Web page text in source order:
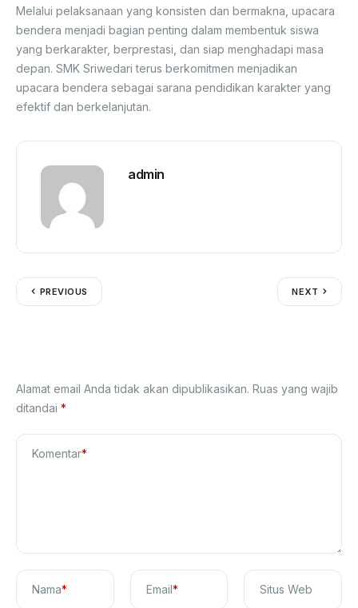
Melalui pelaksanaan yang konsisten dan bermakna, upacara
bendera menjadi bagian penting dalam membentuk siswa
yang berkarakter, berprestasi, dan siap menghadapi masa
depan. SMK Sriwedari terus berkomitmen menjadikan
upacara bendera sebagai sarana pendidikan karakter yang
efektif dan berkelanjutan.
admin
PREVIOUS NEXT
Alamat email Anda tidak akan dipublikasikan. Ruas yang wajib
ditandai *
Komentar*
Nama* Email* Situs Web